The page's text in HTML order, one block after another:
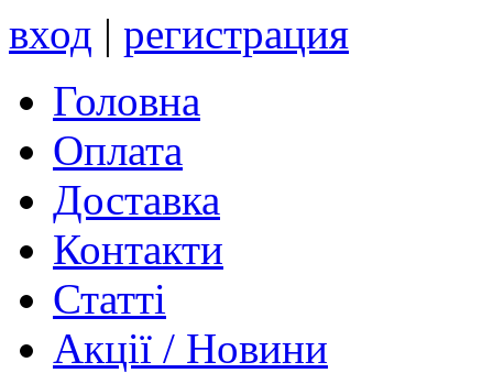
вход | регистрация
Головна
Оплата
Доставка
Контакти
Статті
Акції / Новини